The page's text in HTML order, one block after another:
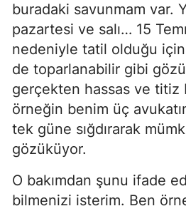
buradaki savunmam var.
pazartesi ve salı… 15
nedeniyle tatil olduğu
de toparlanabilir gibi
gerçekten hassas ve titiz
örneğin benim üç
tek güne sığdırarak
gözüküyor.
O bakımdan şunu ifade
bilmenizi isterim. Ben